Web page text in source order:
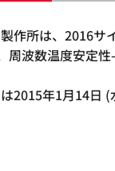
作所は、2016
波数温度安定性
2015年1月14日